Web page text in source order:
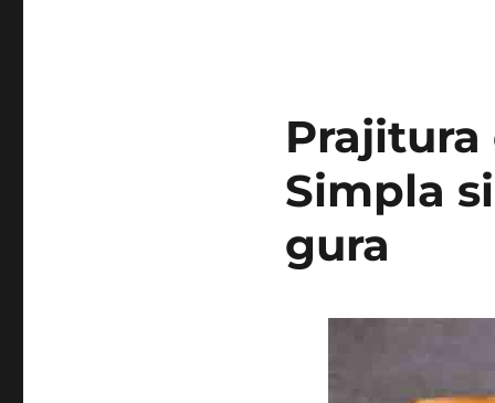
Simpla
gura